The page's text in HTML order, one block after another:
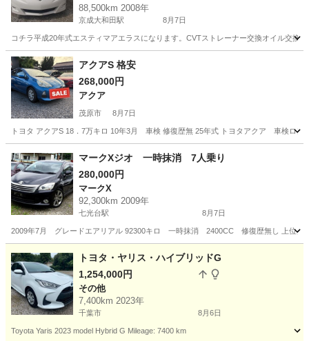
88,500km 2008年
京成大和田駅 8月7日
コチラ平成20年式エスティマアエラスになります。CVTストレーナー交換オイル交
千葉 八千代市 京成大和田駅
アクアS 格安
268,000円
アクア
茂原市 8月7日
トヨタ アクアS 18．7万キロ 10年3月 車検 修復歴無 25年式 トヨタアクア 車検ロ
千葉 茂原市 アクア
マークXジオ 一時抹消 7人乗り
280,000円
マークX
92,300km 2009年
七光台駅 8月7日
2009年7月 グレードエアリアル 92300キロ 一時抹消 2400CC 修復歴無し 上位グレ
千葉 野田市 七光台駅
トヨタ・ヤリス・ハイブリッドG
1,254,000円
その他
7,400km 2023年
千葉市 8月6日
Toyota Yaris 2023 model Hybrid G Mileage: 7400 km